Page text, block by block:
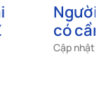
Người
có cần
Cập nhật: